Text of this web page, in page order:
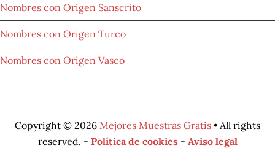
Nombres con Origen Sanscríto
Nombres con Origen Turco
Nombres con Origen Vasco
Copyright © 2026 Mejores Muestras Gratis • All rights
reserved. - Política de cookies- Aviso legal